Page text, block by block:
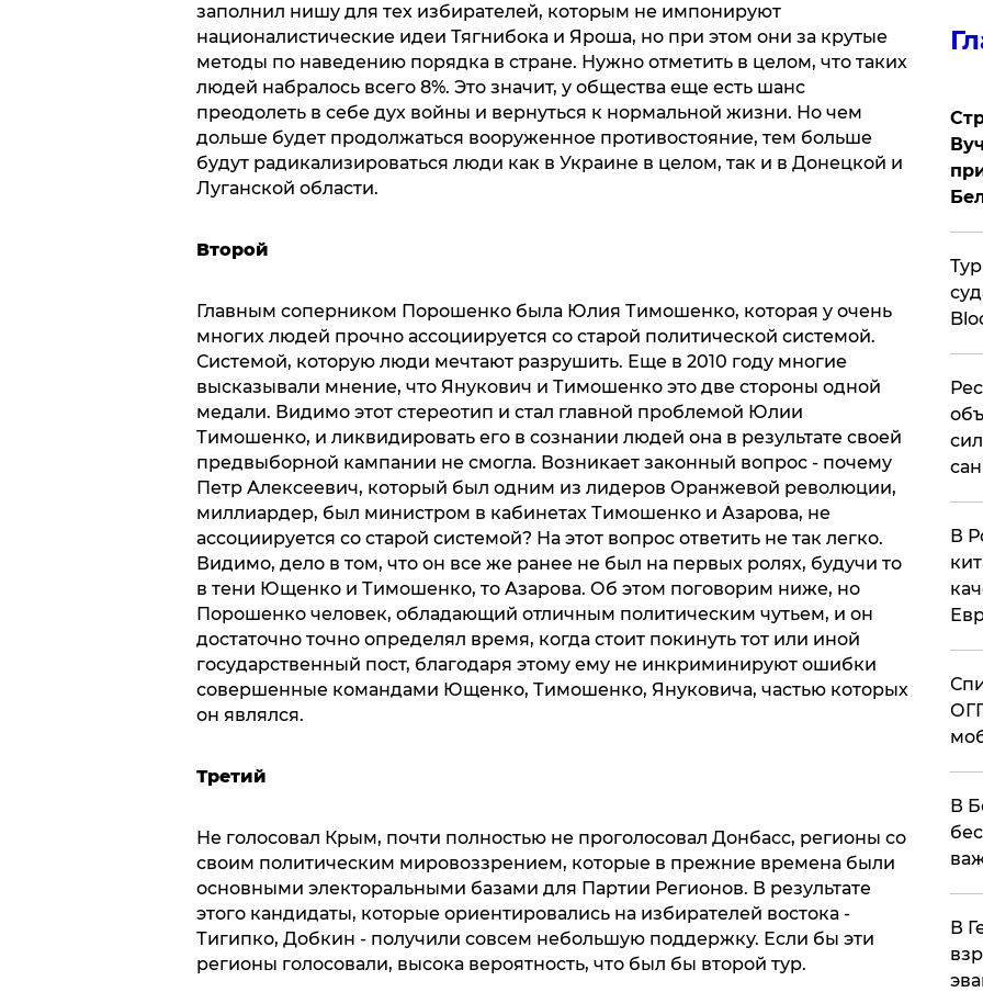
заполнил нишу для тех избирателей, которым не импонируют
националистические идеи Тягнибока и Яроша, но при этом они за крутые
методы по наведению порядка в стране. Нужно отметить в целом, что таких
людей набралось всего 8%. Это значит, у общества еще есть шанс
преодолеть в себе дух войны и вернуться к нормальной жизни. Но чем
дольше будет продолжаться вооруженное противостояние, тем больше
будут радикализироваться люди как в Украине в целом, так и в Донецкой и
Луганской области.
Второй
Главным соперником Порошенко была Юлия Тимошенко, которая у очень
многих людей прочно ассоциируется со старой политической системой.
Системой, которую люди мечтают разрушить. Еще в 2010 году многие
высказывали мнение, что Янукович и Тимошенко это две стороны одной
медали. Видимо этот стереотип и стал главной проблемой Юлии
Тимошенко, и ликвидировать его в сознании людей она в результате своей
предвыборной кампании не смогла. Возникает законный вопрос - почему
Петр Алексеевич, который был одним из лидеров Оранжевой революции,
миллиардер, был министром в кабинетах Тимошенко и Азарова, не
ассоциируется со старой системой? На этот вопрос ответить не так легко.
Видимо, дело в том, что он все же ранее не был на первых ролях, будучи то
в тени Ющенко и Тимошенко, то Азарова. Об этом поговорим ниже, но
Порошенко человек, обладающий отличным политическим чутьем, и он
достаточно точно определял время, когда стоит покинуть тот или иной
государственный пост, благодаря этому ему не инкриминируют ошибки
совершенные командами Ющенко, Тимошенко, Януковича, частью которых
он являлся.
Третий
Не голосовал Крым, почти полностью не проголосовал Донбасс, регионы со
своим политическим мировоззрением, которые в прежние времена были
основными электоральными базами для Партии Регионов. В результате
этого кандидаты, которые ориентировались на избирателей востока -
Тигипко, Добкин - получили совсем небольшую поддержку. Если бы эти
регионы голосовали, высока вероятность, что был бы второй тур.
В
В
В